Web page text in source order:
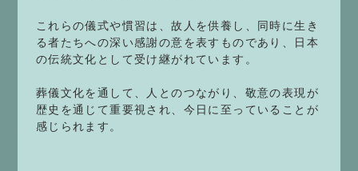
これらの儀式や慣習は、故人を供養し、同時に生き
る者たちへの深い感謝の意を表すものであり、日本
の伝統文化として受け継がれています。
葬儀文化を通して、人とのつながり、敬意の表現が
歴史を通じて重要視され、今日に至っていることが
感じられます。